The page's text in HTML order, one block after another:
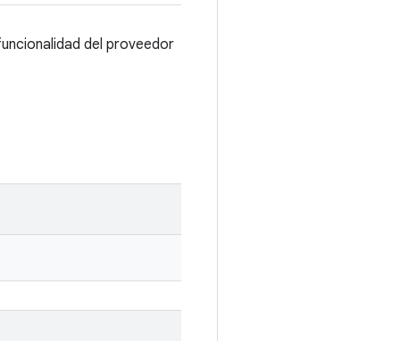
del proveedor